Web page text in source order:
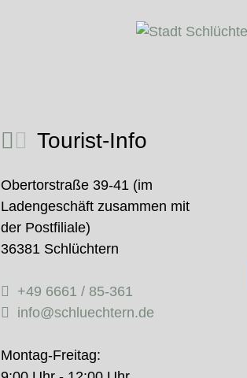
Tourist-Info
Obertorstraße 39-41 (im
Ladengeschäft zusammen mit
der Postfiliale)
36381 Schlüchtern
+49 6661 / 85-361
info@schluechtern.de
Montag-Freitag: